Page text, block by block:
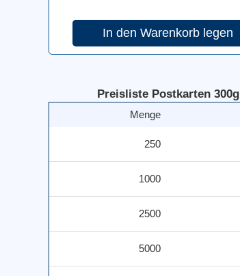
Preisliste Postkarten 300g
Menge
250
1000
2500
5000